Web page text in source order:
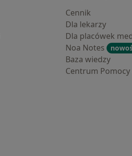
Cennik
Dla lekarzy
Dla placówek
Noa Notes
Baza wiedzy
Centrum